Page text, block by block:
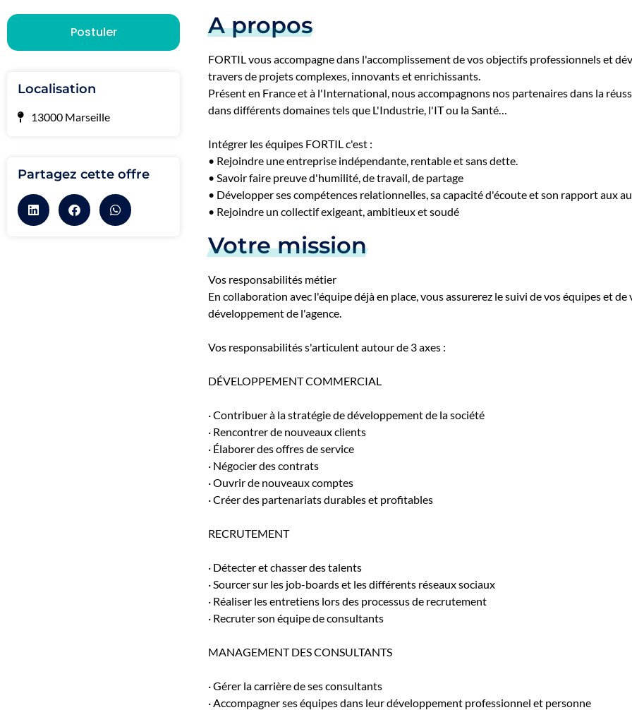
Postuler
Localisation
13000 Marseille
Partagez cette offre
A propos
FORTIL vous accompagne dans l'accomplissement de vos objectifs professionnels et
travers de projets complexes, innovants et enrichissants.
Présent en France et à l'International, nous accompagnons nos partenaires dans la
dans différents domaines tels que L'Industrie, l'IT ou la Santé…
Intégrer les équipes FORTIL c'est :
• Rejoindre une entreprise indépendante, rentable et sans dette.
• Savoir faire preuve d'humilité, de travail, de partage
• Développer ses compétences relationnelles, sa capacité d'écoute et son rapport aux
• Rejoindre un collectif exigeant, ambitieux et soudé
Votre mission
Vos responsabilités métier
En collaboration avec l'équipe déjà en place, vous assurerez le suivi de vos équipes et
développement de l'agence.
Vos responsabilités s'articulent autour de 3 axes :
DÉVELOPPEMENT COMMERCIAL
· Contribuer à la stratégie de développement de la société
· Rencontrer de nouveaux clients
· Élaborer des offres de service
· Négocier des contrats
· Ouvrir de nouveaux comptes
· Créer des partenariats durables et profitables
RECRUTEMENT
· Détecter et chasser des talents
· Sourcer sur les job-boards et les différents réseaux sociaux
· Réaliser les entretiens lors des processus de recrutement
· Recruter son équipe de consultants
MANAGEMENT DES CONSULTANTS
· Gérer la carrière de ses consultants
· Accompagner ses équipes dans leur développement professionnel et personne